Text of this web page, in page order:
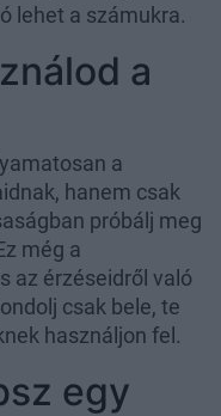
lehet a számukra.
a
a
hanem csak
próbálj meg
még a
az érzéseidről való
csak bele, te
használjon fel.
egy